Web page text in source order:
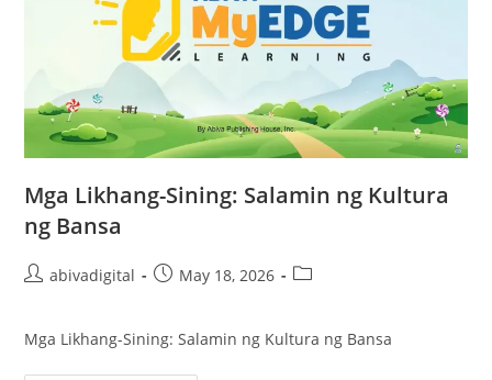
Mga Likhang-Sining: Salamin ng Kultura
ng Bansa
abivadigital May 18, 2026
Mga Likhang-Sining: Salamin ng Kultura ng Bansa